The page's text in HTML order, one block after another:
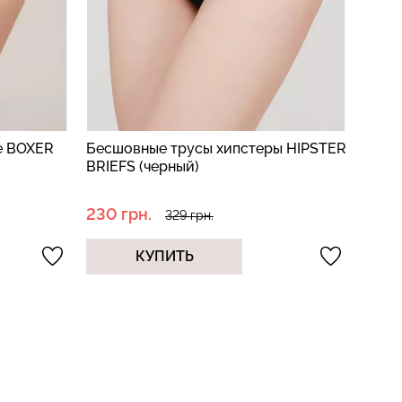
Женские трусы слипы HI-LEG BRIEFS
(черный)
230 грн. 329 грн.
КУПИТЬ